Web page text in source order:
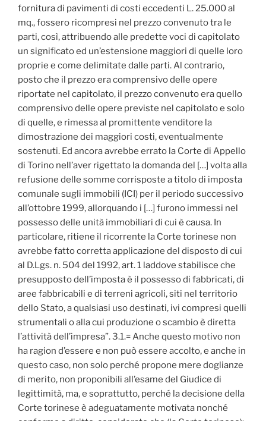
fornitura di pavimenti di costi eccedenti L. 25.000 al
mq., fossero ricompresi nel prezzo convenuto tra le
parti, così, attribuendo alle predette voci di capitolato
un significato ed un’estensione maggiori di quelle loro
proprie e come delimitate dalle parti. Al contrario,
posto che il prezzo era comprensivo delle opere
riportate nel capitolato, il prezzo convenuto era quello
comprensivo delle opere previste nel capitolato e solo
di quelle, e rimessa al promittente venditore la
dimostrazione dei maggiori costi, eventualmente
sostenuti. Ed ancora avrebbe errato la Corte di Appello
di Torino nell’aver rigettato la domanda del […] volta alla
refusione delle somme corrisposte a titolo di imposta
comunale sugli immobili (ICI) per il periodo successivo
all’ottobre 1999, allorquando i […] furono immessi nel
possesso delle unità immobiliari di cui è causa. In
particolare, ritiene il ricorrente la Corte torinese non
avrebbe fatto corretta applicazione del disposto di cui
al D.Lgs. n. 504 del 1992, art. 1 laddove stabilisce che
presupposto dell’imposta è il possesso di fabbricati, di
aree fabbricabili e di terreni agricoli, siti nel territorio
dello Stato, a qualsiasi uso destinati, ivi compresi quelli
strumentali o alla cui produzione o scambio è diretta
l’attività dell’impresa”. 3.1.= Anche questo motivo non
ha ragion d’essere e non può essere accolto, e anche in
questo caso, non solo perché propone mere doglianze
di merito, non proponibili all’esame del Giudice di
legittimità, ma, e soprattutto, perché la decisione della
Corte torinese è adeguatamente motivata nonché